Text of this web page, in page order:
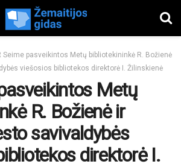
Seime pasveikintos Metų bibliotekininkė R. Božienė
viešosios bibliotekos direktorė I. Žilinskienė
Metų
R. Božienė ir
savivaldybės
direktorė I.